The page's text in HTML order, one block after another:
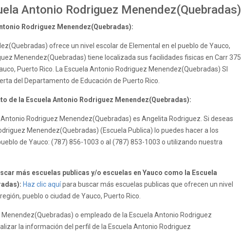
Antonio Rodriguez Menendez(Quebradas)
Rodriguez Menendez(Quebradas):
ofrece un nivel escolar de Elemental en el pueblo de Yauco,
Menendez(Quebradas) tiene localizada sus facilidades fisicas en Carr 375
Puerto Rico. La Escuela Antonio Rodriguez Menendez(Quebradas) SI
del Departamento de Educación de Puerto Rico.
de la Escuela Antonio Rodriguez Menendez(Quebradas):
Rodriguez Menendez(Quebradas) es Angelita Rodriguez. Si deseas
Menendez(Quebradas) (Escuela Publica) lo puedes hacer a los
de Yauco: (787) 856-1003 o al (787) 853-1003 o utilizando nuestra
más escuelas publicas y/o escuelas en Yauco como la Escuela
Haz clic aquípara buscar más escuelas publicas que ofrecen un nivel
pueblo o ciudad de Yauco, Puerto Rico.
o empleado de la Escuela Antonio Rodriguez
la información del perfil de la Escuela Antonio Rodriguez